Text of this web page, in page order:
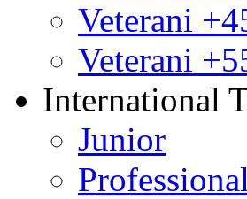
Veterani
Veterani
International
Junior
Professional